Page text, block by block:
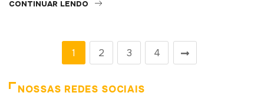
CONTINUAR LENDO
1 2 3 4
NOSSAS REDES SOCIAIS